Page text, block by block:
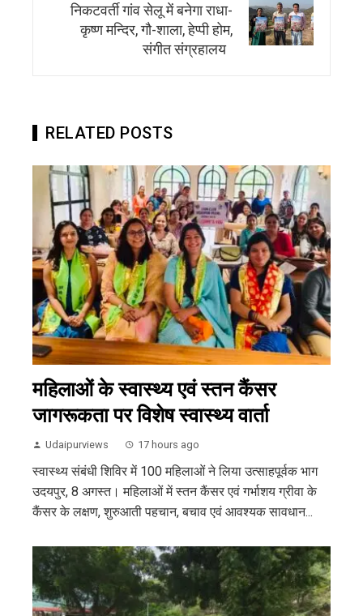
निकटवर्ती गांव सेलू में बनेगा राधा-
कृष्ण मन्दिर, गौ-शाला, हेप्पी होम,
संगीत संग्रहालय
RELATED POSTS
महिलाओं के स्वास्थ्य एवं स्तन कैंसर
जागरूकता पर विशेष स्वास्थ्य वार्ता
Udaipurviews 17 hours ago
स्वास्थ्य संबंधी शिविर में 100 महिलाओं ने लिया उत्साहपूर्वक भाग
उदयपुर, 8 अगस्त। महिलाओं में स्तन कैंसर एवं गर्भाशय ग्रीवा के
कैंसर के लक्षण, शुरुआती पहचान, बचाव एवं आवश्यक सावधान...